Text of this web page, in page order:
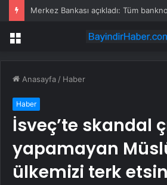
Merkez Bankası açıkladı: Tüm
Menü
Anasayfa / Haber
Haber
İsveç’te skandal
yapamayan
ülkemizi terk etsin